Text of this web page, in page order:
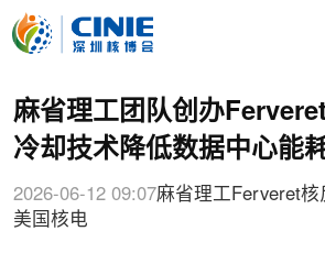
麻省理工团队创办
冷却技术降低数据中心能
2026-06-12 09:07麻省理工 Ferveret核
美国核电